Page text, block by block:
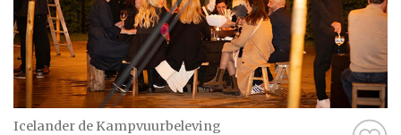
Icelander de Kampvuurbeleving